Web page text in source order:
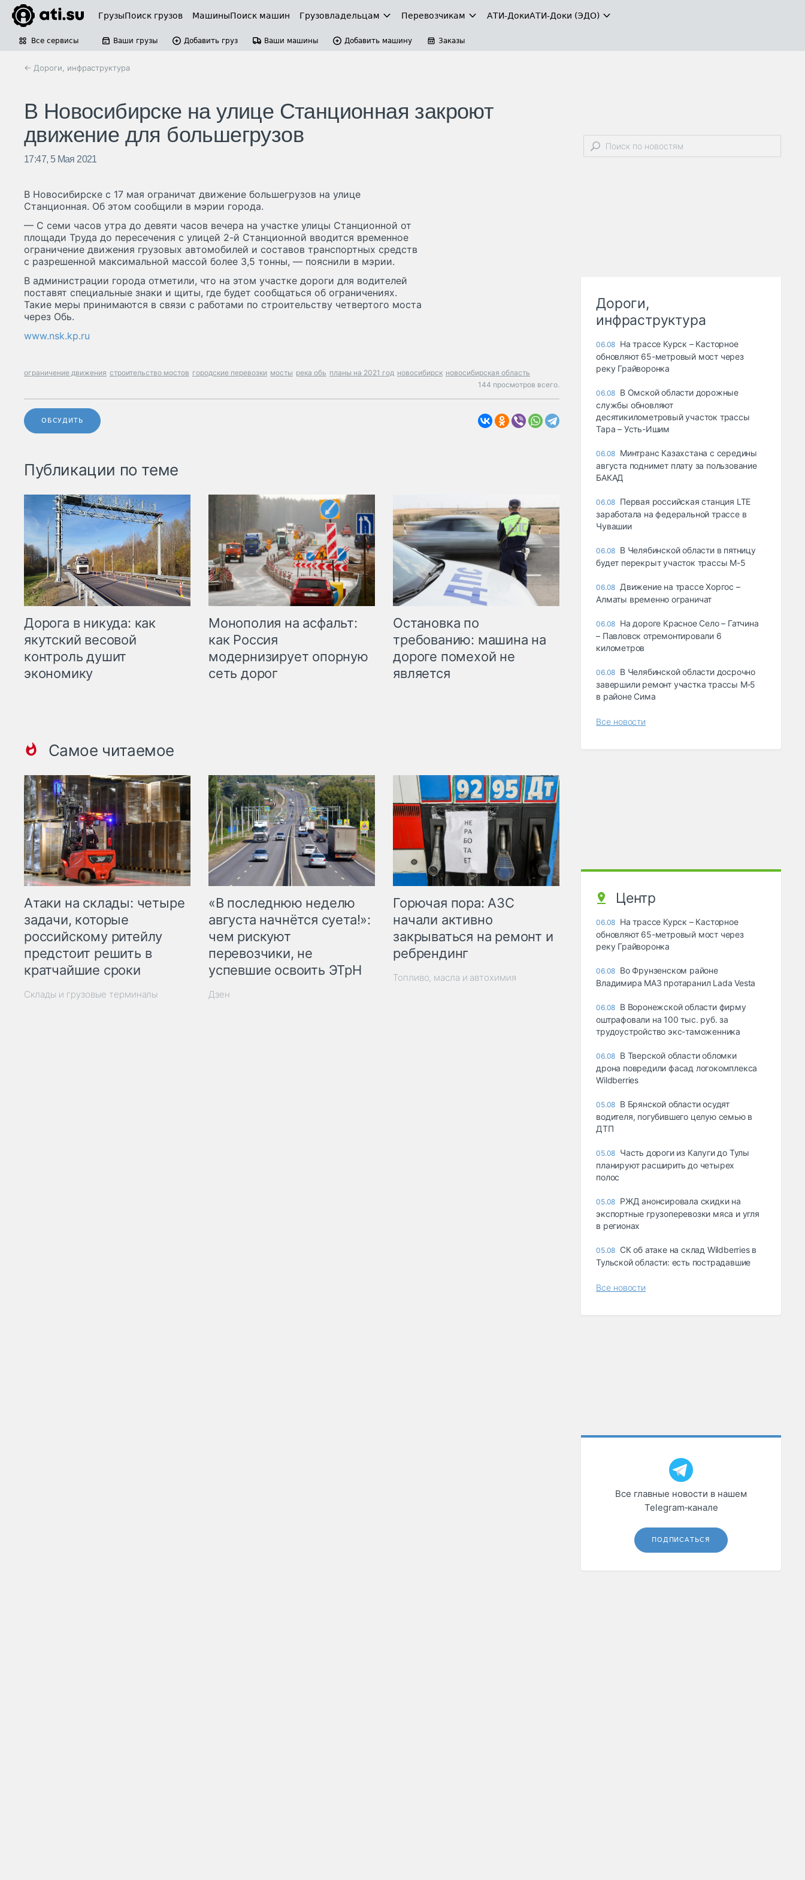
ГрузыПоиск грузов МашиныПоиск машин Грузовладельцам Перевозчикам АТИ-ДокиАТИ-Доки (ЭДО)
Все сервисы Ваши грузы Добавить груз Ваши машины Добавить машину Заказы
← Дороги, инфраструктура
В Новосибирске на улице Станционная закроют
движение для большегрузов
17:47, 5 Мая 2021
В Новосибирске с 17 мая ограничат движение большегрузов на улице
Станционная. Об этом сообщили в мэрии города.
— С семи часов утра до девяти часов вечера на участке улицы Станционной от
площади Труда до пересечения с улицей 2-й Станционной вводится временное
ограничение движения грузовых автомобилей и составов транспортных средств
с разрешенной максимальной массой более 3,5 тонны, — пояснили в мэрии.
В администрации города отметили, что на этом участке дороги для водителей
поставят специальные знаки и щиты, где будет сообщаться об ограничениях.
Такие меры принимаются в связи с работами по строительству четвертого моста
через Обь.
www.nsk.kp.ru
ограничение движения строительство мостов городские перевозки мосты река обь планы на 2021 год новосибирск новосибирская область
144 просмотров всего.
ОБСУДИТЬ
Публикации по теме
Дорога в никуда: как
якутский весовой
контроль душит
экономику
Монополия на асфальт:
как Россия
модернизирует опорную
сеть дорог
Остановка по
требованию: машина на
дороге помехой не
является
Самое читаемое
Атаки на склады: четыре
задачи, которые
российскому ритейлу
предстоит решить в
кратчайшие сроки
Склады и грузовые терминалы
«В последнюю неделю
августа начнётся суета!»:
чем рискуют
перевозчики, не
успевшие освоить ЭТрН
Дзен
Горючая пора: АЗС
начали активно
закрываться на ремонт и
ребрендинг
Топливо, масла и автохимия
Дороги,
инфраструктура
06.08 На трассе Курск – Касторное
обновляют 65-метровый мост через
реку Грайворонка
06.08 В Омской области дорожные
службы обновляют
десятикилометровый участок трассы
Тара – Усть-Ишим
06.08 Минтранс Казахстана с середины
августа поднимет плату за пользование
БАКАД
06.08 Первая российская станция LTE
заработала на федеральной трассе в
Чувашии
06.08 В Челябинской области в пятницу
будет перекрыт участок трассы М-5
06.08 Движение на трассе Хоргос –
Алматы временно ограничат
06.08 На дороге Красное Село – Гатчина
– Павловск отремонтировали 6
километров
06.08 В Челябинской области досрочно
завершили ремонт участка трассы М‑5
в районе Сима
Все новости
Центр
06.08 На трассе Курск – Касторное
обновляют 65-метровый мост через
реку Грайворонка
06.08 Во Фрунзенском районе
Владимира МАЗ протаранил Lada Vesta
06.08 В Воронежской области фирму
оштрафовали на 100 тыс. руб. за
трудоустройство экс-таможенника
06.08 В Тверской области обломки
дрона повредили фасад логокомплекса
Wildberries
05.08 В Брянской области осудят
водителя, погубившего целую семью в
ДТП
05.08 Часть дороги из Калуги до Тулы
планируют расширить до четырех
полос
05.08 РЖД анонсировала скидки на
экспортные грузоперевозки мяса и угля
в регионах
05.08 СК об атаке на склад Wildberries в
Тульской области: есть пострадавшие
Все новости
Все главные новости в нашем
Telegram‑канале
ПОДПИСАТЬСЯ